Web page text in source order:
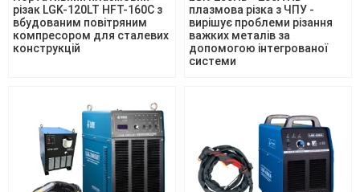
різак LGK-120LT HFT-160C з
вбудованим повітряним
компресором для сталевих
конструкцій
плазмова різка з ЧПУ -
вирішує проблеми різання
важких металів за
допомогою інтегрованої
системи